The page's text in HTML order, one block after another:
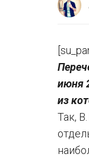
июня
из
Так,